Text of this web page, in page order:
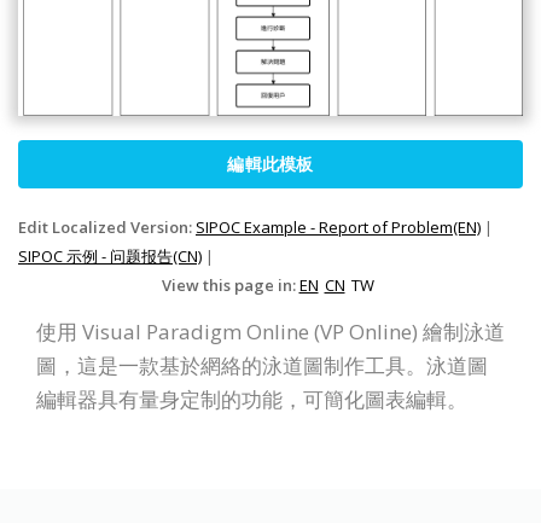
編輯此模板
Edit Localized Version: SIPOC Example - Report of Problem(EN) |
SIPOC 示例 - 问题报告(CN) |
View this page in:EN CN TW
使用 Visual Paradigm Online (VP Online) 繪制泳道
圖，這是一款基於網絡的泳道圖制作工具。泳道圖
編輯器具有量身定制的功能，可簡化圖表編輯。